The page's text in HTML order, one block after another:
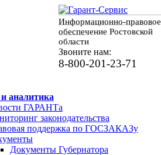
Информационно-правовое
обеспечение Ростовской
области
Звоните нам:
8-800-201-23-71
аналитика
ГАРАНТа
законодательства
поддержка по ГОСЗАКАЗу
Документы Губернатора